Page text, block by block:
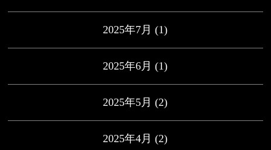
2025年7月 (1)
2025年6月 (1)
2025年5月 (2)
2025年4月 (2)